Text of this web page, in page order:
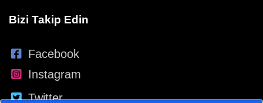
Bizi Takip Edin
Facebook
Instagram
Twitter